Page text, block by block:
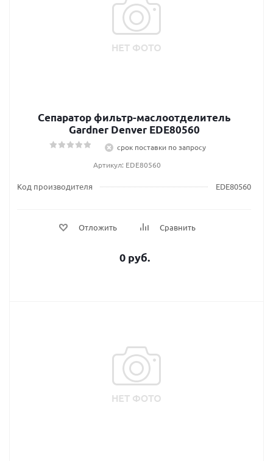
Сепаратор фильтр-маслоотделитель
Gardner Denver EDE80560
срок поставки по запросу
Артикул: EDE80560
Код производителя EDE80560
Отложить Сравнить
0 руб.